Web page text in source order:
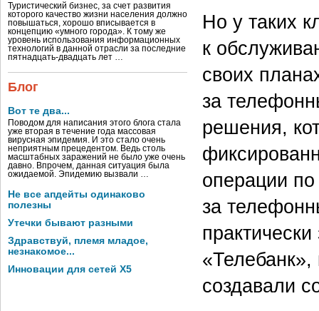
Туристический бизнес, за счет развития
которого качество жизни населения должно
повышаться, хорошо вписывается в
концепцию «умного города». К тому же
уровень использования информационных
технологий в данной отрасли за последние
пятнадцать-двадцать лет …
Блог
Вот те два...
Поводом для написания этого блога стала
уже вторая в течение года массовая
вирусная эпидемия. И это стало очень
неприятным прецедентом. Ведь столь
масштабных заражений не было уже очень
давно. Впрочем, данная ситуация была
ожидаемой. Эпидемию вызвали …
Не все апдейты одинаково
полезны
Утечки бывают разными
Здравствуй, племя младое,
незнакомое...
Инновации для сетей X5
Но у таких
к
своих
за
решения,
операции по
за
создавали